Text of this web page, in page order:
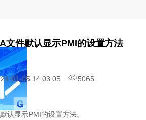
文件默认显示PMI的设置方法
01-05 14:03:05 5065
认显示PMI的设置方法。